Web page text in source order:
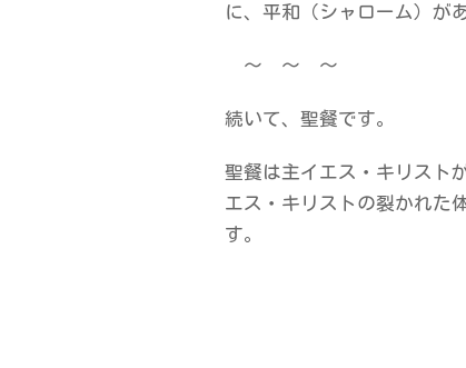
に、平和（シャローム）が
～ ～ ～
続いて、聖餐です。
聖餐は主イエス・キリスト
エス・キリストの裂かれた
す。